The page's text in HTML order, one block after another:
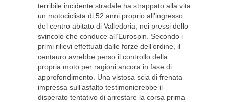
terribile incidente stradale ha strappato alla vita
un motociclista di 52 anni proprio all’ingresso
del centro abitato di Valledoria, nei pressi dello
svincolo che conduce all’Eurospin. Secondo i
primi rilievi effettuati dalle forze dell’ordine, il
centauro avrebbe perso il controllo della
propria moto per ragioni ancora in fase di
approfondimento. Una vistosa scia di frenata
impressa sull’asfalto testimonierebbe il
disperato tentativo di arrestare la corsa prima